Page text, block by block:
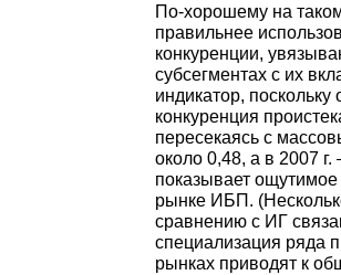
По-хорошему на
правильнее
конкуренции,
субсегментах с их
индикатор,
конкуренция
пересекаясь с
около 0,48, а в 2007
показывает
рынке ИБП.
сравнению с ИГ
специализация ряда
рынках приводят к